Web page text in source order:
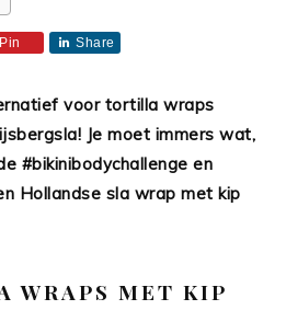
Pin Share
voor tortilla wraps
Je moet immers wat,
#bikinibodychallenge en
Hollandse sla wrap met kip
WRAPS MET KIP